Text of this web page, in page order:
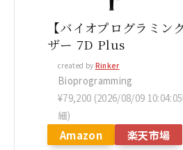
【バイオプログラミン
ザー 7D Plus
created by Rinker
Bioprogramming
¥79,200 (2026/08/09
細)
Amazon 楽天市場